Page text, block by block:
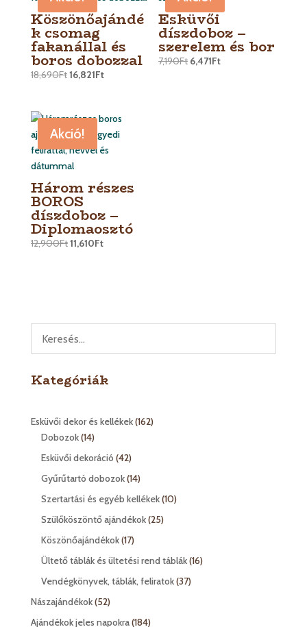
Köszönőajándé
k csomag
fakanállal és
boros dobozzal
18,690Ft16,821Ft
Esküvői
díszdoboz –
szerelem és bor
7,190Ft 6,471Ft
Akció!
Három részes
BOROS
díszdoboz –
Diplomaosztó
12,900Ft11,610Ft
Kategóriák
Esküvői dekor és kellékek 162162
Dobozok 1414
termék
Esküvői dekoráció 4242
termék
Gyűrűtartó dobozok 1414
termék
Szertartási és egyéb kellékek 1010
Szülőköszöntő ajándékok 2525
Köszönőajándékok 1717
termék
Ültető táblák és ültetési rend táblák 1616
Vendégkönyvek, táblák, feliratok 3737
Nászajándékok 5252
termék
Ajándékok jeles napokra 184184